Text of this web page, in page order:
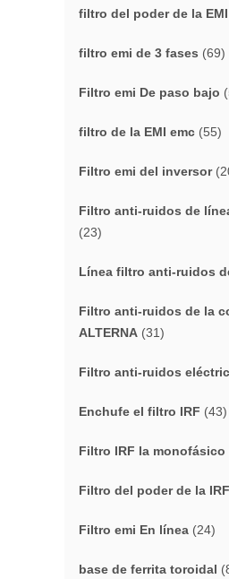
filtro del poder de la EMI
filtro emi de 3 fases (69)
Filtro emi De paso bajo
filtro de la EMI emc (55)
Filtro emi del inversor
Filtro anti-ruidos de
(23)
Línea filtro anti-ruidos
Filtro anti-ruidos de la
ALTERNA (31)
Filtro anti-ruidos
Enchufe el filtro IRF (43)
Filtro IRF la monofásico
Filtro del poder de la IRF
Filtro emi En línea (24)
base de ferrita toroidal